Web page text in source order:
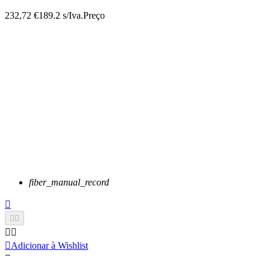
232,72 €189.2 s/Iva.Preço
fiber_manual_record

 
 
Adicionar à Wishlist